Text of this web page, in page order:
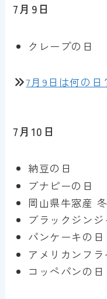
7月9日
クレープの日
7月9日は何の日
7月10日
納豆の日
ブナピーの日
岡山県牛窓産
ブラックジンジ
パンケーキの日
アメリカンフ
コッペパンの日